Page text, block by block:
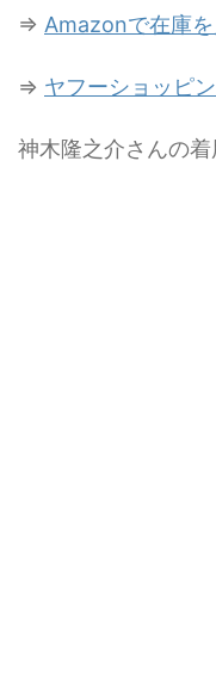
⇒ Amazonで在庫を
⇒ ヤフーショッピ
神木隆之介さんの着